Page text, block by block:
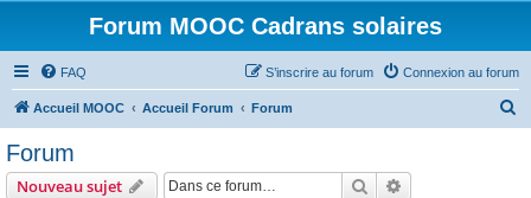
Forum MOOC Cadrans solaires
FAQ Connexion au forum
S’inscrire au forum
Accueil MOOC Accueil Forum Forum
Forum
Nouveau sujet Rechercher